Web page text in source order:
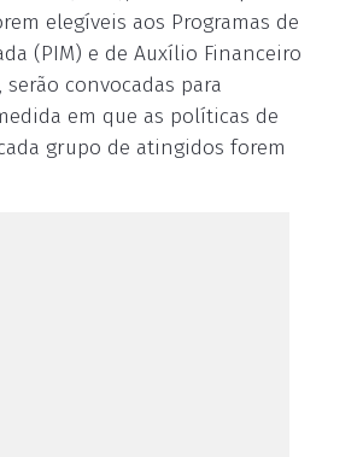
elegíveis aos Programas de
(PIM) e de Auxílio Financeiro
serão convocadas para
em que as políticas de
grupo de atingidos forem